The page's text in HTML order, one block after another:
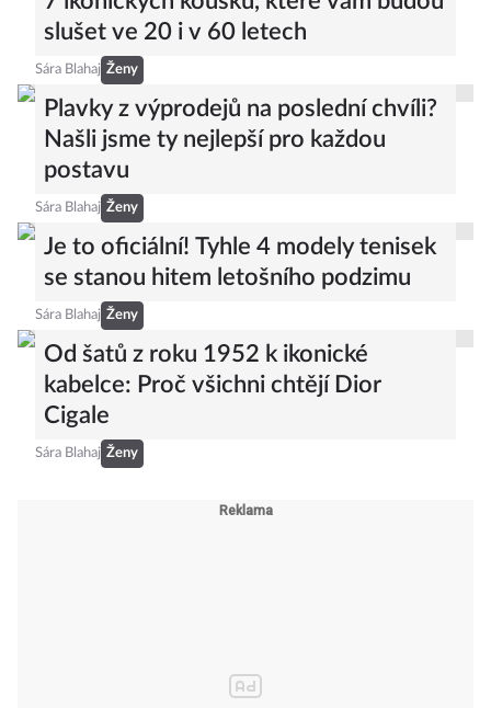
7 ikonických kousků, které vám budou
Ženy
Plavky z výprodejů na poslední chvíli?
Našli jsme ty nejlepší pro každou
postavu
Ženy
Je to oficiální! Tyhle 4 modely tenisek
se stanou hitem letošního podzimu
Ženy
Od šatů z roku 1952 k ikonické
kabelce: Proč všichni chtějí Dior
Cigale
Ženy